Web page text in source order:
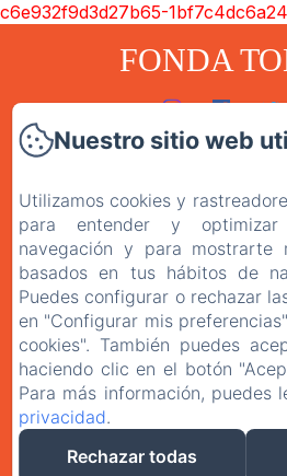
c6e932f9d3d27b65-
FONDA
Inicio
El
Contacto
Política de
Avís
EN
Nuestro sitio web
Utilizamos cookies y
para entender y
navegación y para mostrarte
basados en tus hábitos de
Puedes configurar o rechazar
en "Configurar mis
cookies". También puedes
haciendo clic en el botón
Para más información, puedes
privacidad.
Rechazar todas